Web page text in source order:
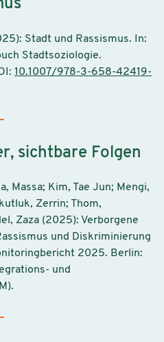
Stadt und Rassismus. In:
Stadtsoziologie.
10.1007/978-3-658-42419-
sichtbare Folgen
Massa; Kim, Tae Jun; Mengi,
Zerrin; Thom,
Zaza (2025): Verborgene
und Diskriminierung
2025. Berlin:
und